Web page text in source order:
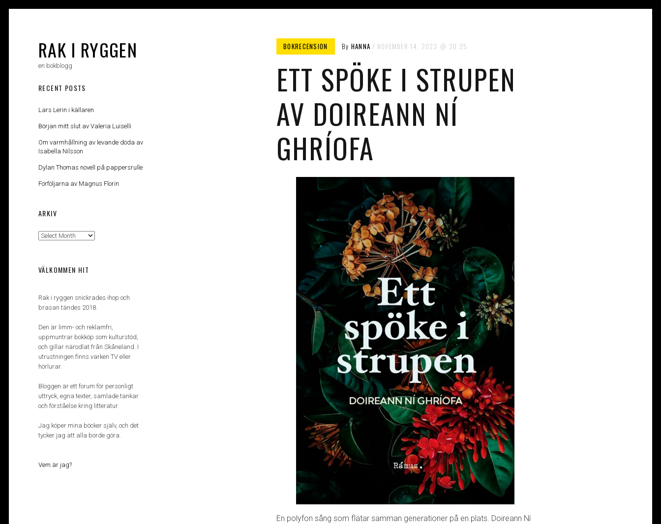
RAK I RYGGEN
en bokblogg
BOKRECENSION By HANNA NOVEMBER 14, 2023 20:25
ETT SPÖKE I STRUPEN
AV DOIREANN NÍ
GHRÍOFA
En polyfon sång som flätar samman generationer på en plats. Doireann Ní
RECENT POSTS
Lars Lerin i källaren
Början mitt slut av Valeria Luiselli
Om varmhållning av levande döda av
Isabella Nilsson
Dylan Thomas novell på pappersrulle
Förföljarna av Magnus Florin
ARKIV
Arkiv
VÄLKOMMEN HIT
Rak i ryggen snickrades ihop och
brasan tändes 2018.
Den är limm- och reklamfri,
uppmuntrar bokköp som kulturstöd,
och gillar närodlat från Skåneland. I
utrustningen finns varken TV eller
hörlurar.
Bloggen är ett forum för personligt
uttryck, egna texter, samlade tankar
och förståelse kring litteratur.
Jag köper mina böcker själv, och det
tycker jag att alla borde göra.
Vem är jag?